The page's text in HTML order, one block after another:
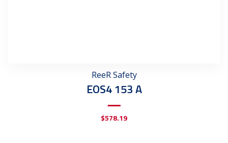
ReeR Safety
EOS4 153 A
$578.19